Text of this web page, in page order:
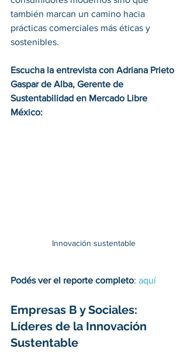
también marcan un camino hacia
prácticas comerciales más éticas y
sostenibles.
Escucha la entrevista con Adriana Prieto
Gaspar de Alba, Gerente de
Sustentabilidad en Mercado Libre
México:
Innovación sustentable
Podés ver el reporte completo: aquí
Empresas B y Sociales:
Líderes de la Innovación
Sustentable